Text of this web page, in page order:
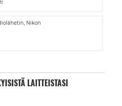
Nikon
LAITTEISTASI